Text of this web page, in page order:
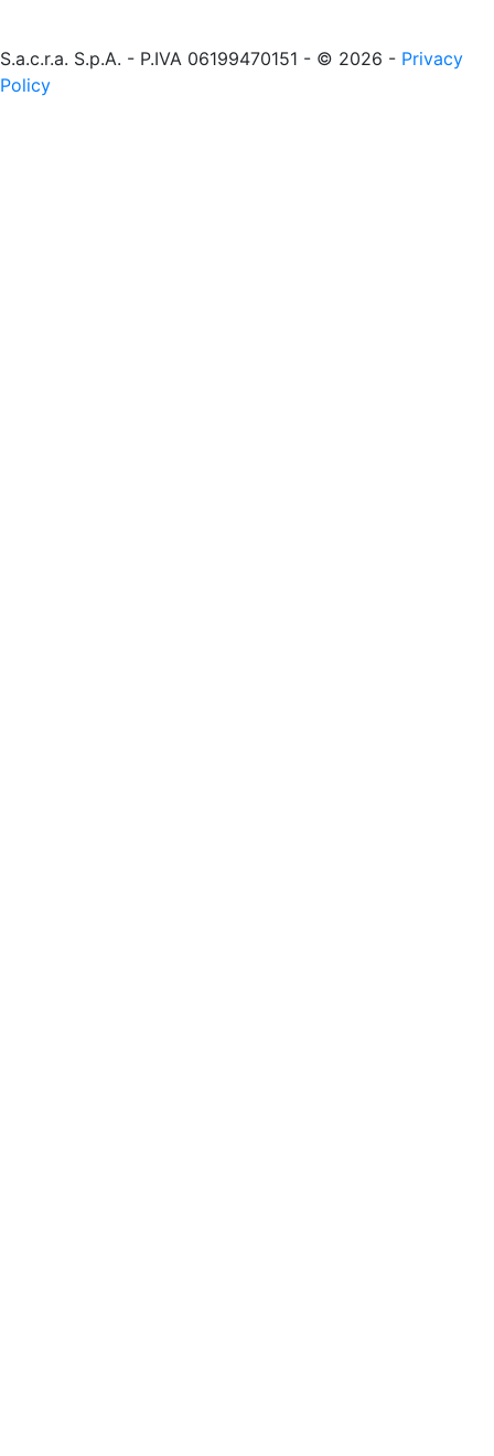
S.a.c.r.a. S.p.A. - P.IVA 06199470151 - © 2026 - Privacy
Policy